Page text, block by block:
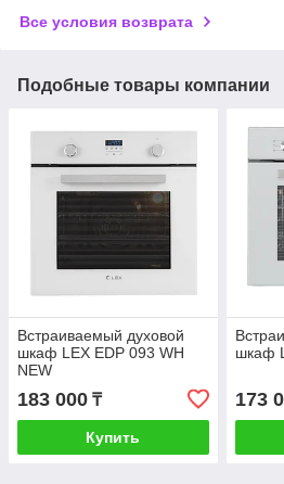
Все условия возврата
Подобные товары компании
Встраиваемый духовой
шкаф LEX EDP 093 WH
NEW
183 000 ₸
Купить
шкаф
173